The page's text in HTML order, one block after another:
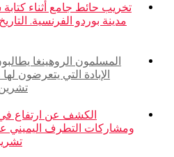
تخريب حائط جامع أثناء
المسلمون الروهينغا
الإبادة التي يتعرضون
تشرين الثاني
الكشف عن ارتفاع في
ومشاركات التطرف اليميني
تشرين